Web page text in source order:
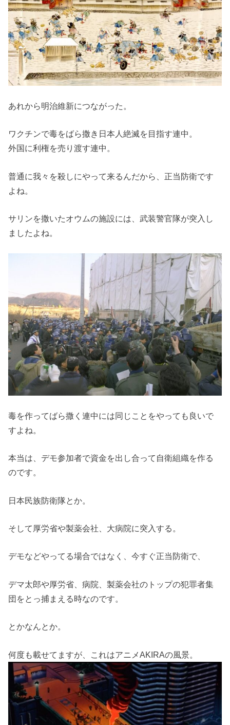
あれから明治維新につながった。
ワクチンで毒をばら撒き日本人絶滅を目指す連中。
外国に利権を売り渡す連中。
普通に我々を殺しにやって来るんだから、正当防衛です
よね。
サリンを撒いたオウムの施設には、武装警官隊が突入し
ましたよね。
毒を作ってばら撒く連中には同じことをやっても良いで
すよね。
本当は、デモ参加者で資金を出し合って自衛組織を作る
のです。
日本民族防衛隊とか。
そして厚労省や製薬会社、大病院に突入する。
デモなどやってる場合ではなく、今すぐ正当防衛で、
デマ太郎や厚労省、病院、製薬会社のトップの犯罪者集
団をとっ捕まえる時なのです。
とかなんとか。
何度も載せてますが、これはアニメAKIRAの風景。